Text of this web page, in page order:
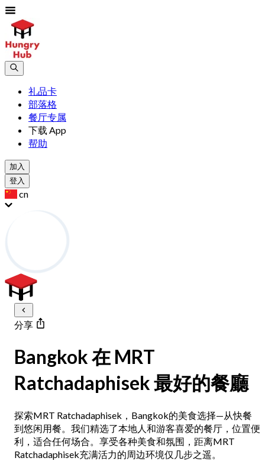
礼品卡
部落格
餐厅专属
下载 App
帮助
加入
登入
cn
分享
Bangkok 在 MRT
Ratchadaphisek 最好的餐廳
探索MRT Ratchadaphisek，Bangkok的美食选择—从快餐
到悠闲用餐。我们精选了本地人和游客喜爱的餐厅，位置便
利，适合任何场合。享受各种美食和氛围，距离MRT
Ratchadaphisek充满活力的周边环境仅几步之遥。